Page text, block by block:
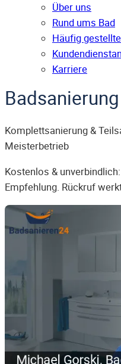
Über uns
Rund ums Bad
Häufig
Karriere
Komplettsanierung &
Meisterbetrieb
Kostenlos &
Empfehlung. Rückruf